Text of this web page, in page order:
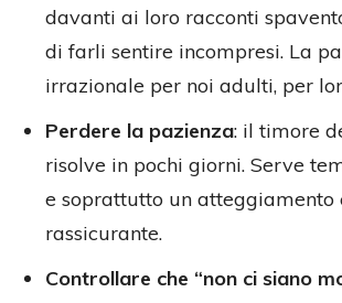
davanti ai loro racconti
di farli sentire incompresi. La
irrazionale per noi adulti, per
Perdere la pazienza: il timore
risolve in pochi giorni. Serve
e soprattutto un atteggiamento
rassicurante.
Controllare che “non ci siano